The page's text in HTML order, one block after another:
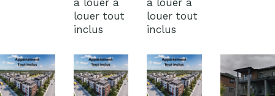
louer tout
inclus
louer tout
inclus